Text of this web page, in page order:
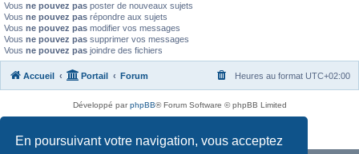
En poursuivant votre navigation, vous acceptez
Vous ne pouvez pas poster de nouveaux sujets
Vous ne pouvez pas répondre aux sujets
Vous ne pouvez pas modifier vos messages
Vous ne pouvez pas supprimer vos messages
Vous ne pouvez pas joindre des fichiers
Accueil Portail Forum Heures au format UTC+02:00
Développé parphpBB® Forum Software © phpBB Limited
Traduit parphpBB-fr.com